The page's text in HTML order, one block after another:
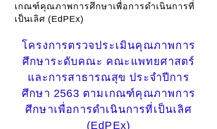
เกณฑ์คุณภาพการศึกษาเพื่อการดำเนินการที่
เป็นเลิศ (EdPEx)
โครงการตรวจประเมินคุณภาพการ
ศึกษาระดับคณะ คณะแพทยศาสตร์
และการสาธารณสุข ประจำปีการ
ศึกษา 2563 ตามเกณฑ์คุณภาพการ
ศึกษาเพื่อการดำเนินการที่เป็นเลิศ
(EdPEx)